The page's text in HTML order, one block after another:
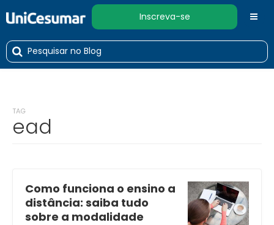
Inscreva-se
TAG
ead
Como funciona o ensino a
distância: saiba tudo
sobre a modalidade